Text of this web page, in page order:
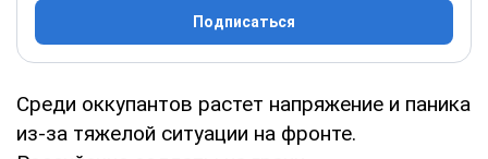
Подписаться
Среди оккупантов растет напряжение и паника
из-за тяжелой ситуации на фронте.